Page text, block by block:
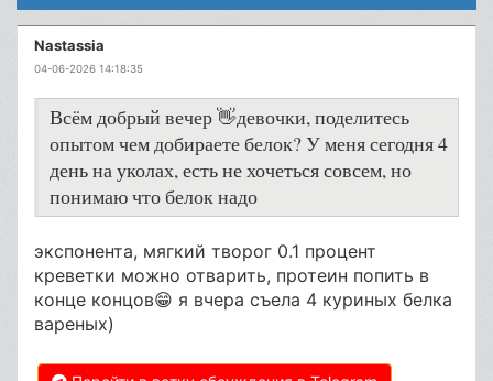
Nastassia
04-06-2026 14:18:35
Всём добрый вечер 👋девочки, поделитесь
опытом чем добираете белок? У меня сегодня 4
день на уколах, есть не хочеться совсем, но
понимаю что белок надо
экспонента, мягкий творог 0.1 процент
креветки можно отварить, протеин попить в
конце концов😁 я вчера съела 4 куриных белка
вареных)